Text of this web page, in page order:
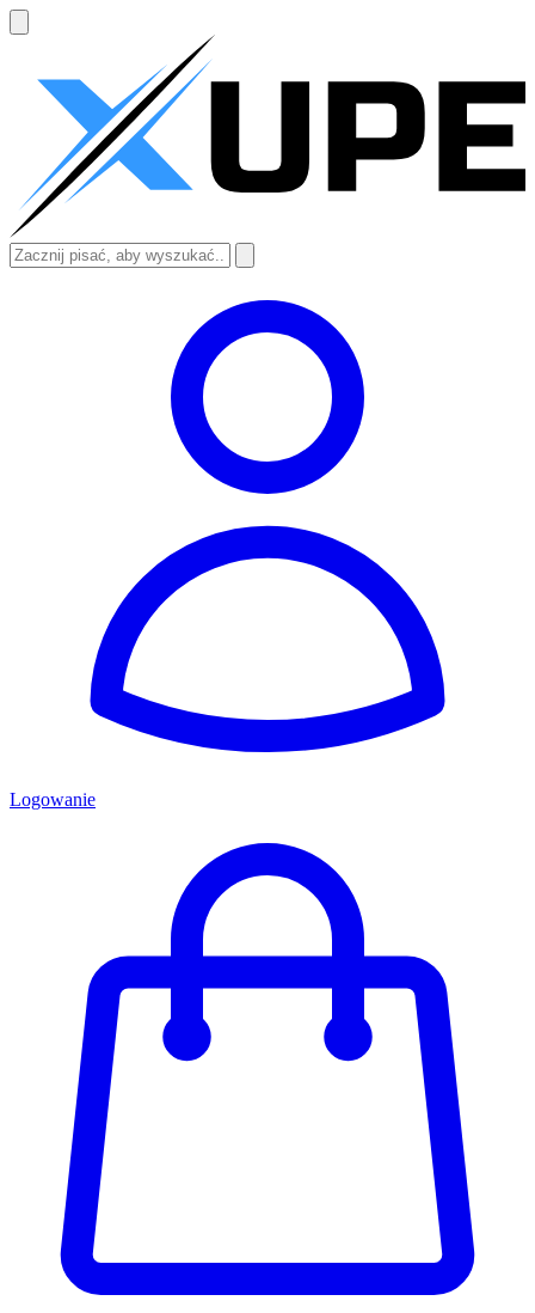
Logowanie